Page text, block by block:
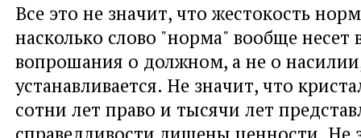
Все это не значит, что жестокость
насколько слово "норма" вообще несет
вопрошания о должном, а не о
устанавливается. Не значит, что
сотни лет право и тысячи лет